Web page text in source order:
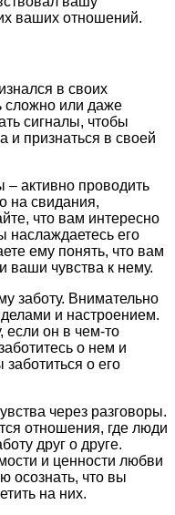
ваших отношений.
в своих
сложно или даже
сигналы, чтобы
и признаться в своей
– активно проводить
на свидания,
что вам интересно
наслаждаетесь его
ему понять, что вам
ваши чувства к нему.
заботу. Внимательно
и настроением.
если он в чем-то
о нем и
о его
через разговоры.
отношения, где люди
друг о друге.
и ценности любви
осознать, что вы
на них.